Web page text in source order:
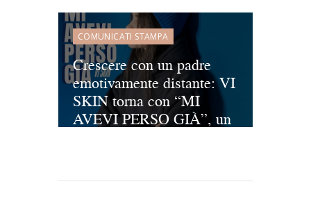
IN MUSICA PER
AFFRONTARE LE
MAREGGIATE DELLA
VITA
COMUNICATI STAMPA
Crescere con un padre
emotivamente distante: VI
SKIN torna con “MI
AVEVI PERSO GIÀ”, un